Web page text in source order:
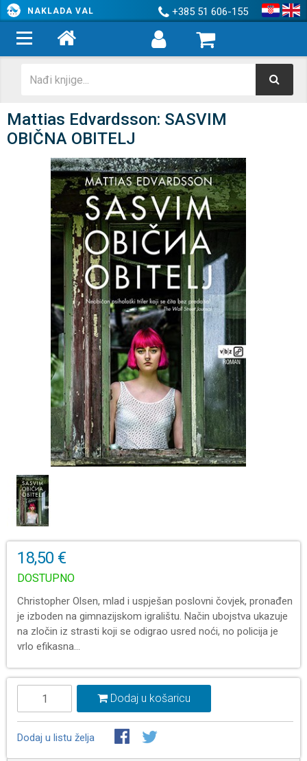
NAKLADA VAL +385 51 606-155
Mattias Edvardsson: SASVIM
OBIČNA OBITELJ
18,50 €
DOSTUPNO
Christopher Olsen, mlad i uspješan poslovni čovjek, pronađen
je izboden na gimnazijskom igralištu. Način ubojstva ukazuje
na zločin iz strasti koji se odigrao usred noći, no policija je
vrlo efikasna...
Dodaj u košaricu
Dodaj u listu želja